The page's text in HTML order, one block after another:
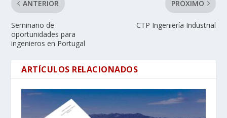
ANTERIOR
Seminario de
oportunidades para
ingenieros en Portugal
PRÓXIMO
CTP Ingeniería Industrial
ARTÍCULOS RELACIONADOS